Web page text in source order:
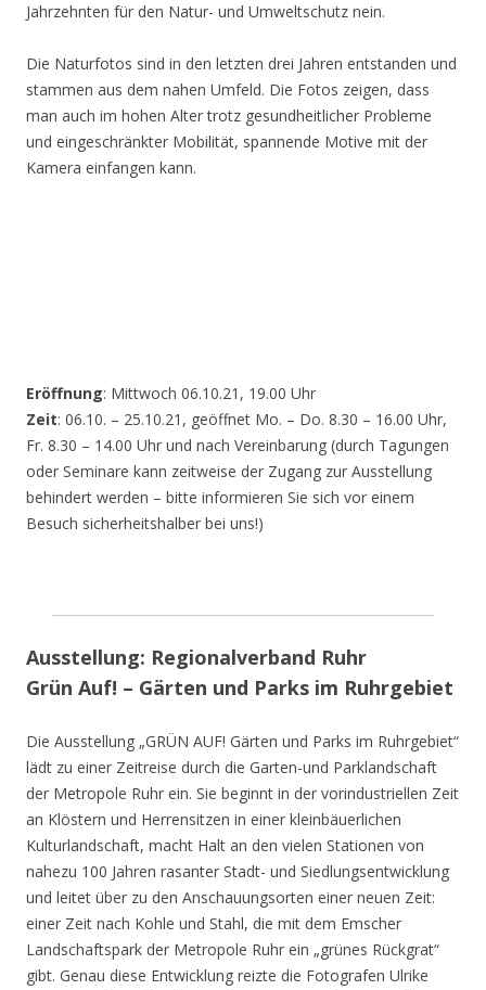
Jahrzehnten für den Natur- und Umweltschutz nein.
Die Naturfotos sind in den letzten drei Jahren entstanden und
stammen aus dem nahen Umfeld. Die Fotos zeigen, dass
man auch im hohen Alter trotz gesundheitlicher Probleme
und eingeschränkter Mobilität, spannende Motive mit der
Kamera einfangen kann.
Eröffnung: Mittwoch 06.10.21, 19.00 Uhr
Zeit: 06.10. – 25.10.21, geöffnet Mo. – Do. 8.30 – 16.00 Uhr,
Fr. 8.30 – 14.00 Uhr und nach Vereinbarung (durch Tagungen
oder Seminare kann zeitweise der Zugang zur Ausstellung
behindert werden – bitte informieren Sie sich vor einem
Besuch sicherheitshalber bei uns!)
Ausstellung: Regionalverband Ruhr
Grün Auf! – Gärten und Parks im Ruhrgebiet
Die Ausstellung „GRÜN AUF! Gärten und Parks im Ruhrgebiet“
lädt zu einer Zeitreise durch die Garten-und Parklandschaft
der Metropole Ruhr ein. Sie beginnt in der vorindustriellen Zeit
an Klöstern und Herrensitzen in einer kleinbäuerlichen
Kulturlandschaft, macht Halt an den vielen Stationen von
nahezu 100 Jahren rasanter Stadt- und Siedlungsentwicklung
und leitet über zu den Anschauungsorten einer neuen Zeit:
einer Zeit nach Kohle und Stahl, die mit dem Emscher
Landschaftspark der Metropole Ruhr ein „grünes Rückgrat“
gibt. Genau diese Entwicklung reizte die Fotografen Ulrike